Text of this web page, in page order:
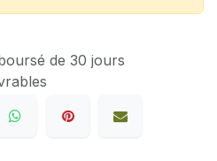
de 30 jours